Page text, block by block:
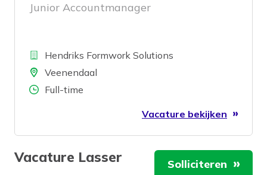
Junior Accountmanager
BedrijfHendriks Formwork Solutions
LocatieVeenendaal
Aantal uren
Full-time
Vacature bekijken
Vacature Lasser Solliciteren